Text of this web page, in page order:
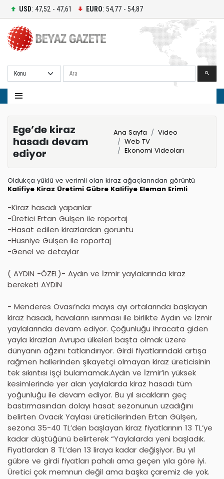
USD: 47,52 - 47,61 EURO: 54,77 - 54,87
Ara
Ege’de kiraz
hasadı devam
ediyor
Ana Sayfa
Video
Web TV
Ekonomi Videoları
Oldukça yüklü ve verimli olan kiraz ağaçlarından görüntü
Kalifiye Kiraz Üretimi Gübre Kalifiye Eleman Erimli
-Kiraz hasadı yapanlar
-Üretici Ertan Gülşen ile röportaj
-Hasat edilen kirazlardan görüntü
-Hüsniye Gülşen ile röportaj
-Genel ve detaylar
( AYDIN -ÖZEL)- Aydın ve İzmir yaylalarında kiraz
bereketi AYDIN
- Menderes Ovası’nda mayıs ayı ortalarında başlayan
kiraz hasadı, havaların ısınması ile birlikte Aydın ve İzmir
yaylalarında devam ediyor. Çoğunluğu ihracata giden
yayla kirazları Avrupa ülkeleri başta olmak üzere
dünyanın ağzını tatlandırıyor. Girdi fiyatlarındaki artışa
rağmen hallerinden şikayetçi olmayan kiraz üreticisinin
tek sıkıntısı işçi bulamamak.Aydın ve İzmir’in yüksek
kesimlerinde yer alan yaylalarda kiraz hasadı tüm
yoğunluğu ile devam ediyor. Bu yıl sıcakların geç
bastırmasından dolayı hasat sezonunun uzadığını
belirten Ovacık Yaylası üreticilerinden Ertan Gülşen,
sezona 35-40 TL’den başlayan kiraz fiyatlarının 13 TL’ye
kadar düştüğünü belirterek “Yaylalarda yeni başladık.
Fiyatlardan 8 TL’den 13 liraya kadar değişiyor. Bu yıl
gübre ve girdi fiyatları pahalı ama geçen yıla göre iyi.
Üretici çok memnun değil ama başka çaremiz de yok.